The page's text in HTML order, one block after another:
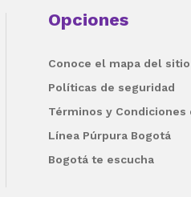
Opciones
Conoce el mapa del sitio
Políticas de seguridad
Términos y Condiciones
Línea Púrpura Bogotá
Bogotá te escucha